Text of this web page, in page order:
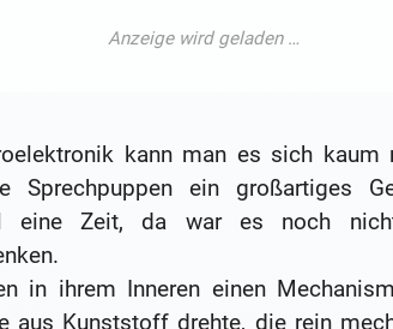
kann man es sich kaum
Sprechpuppen ein großartiges
eine Zeit, da war es noch
in ihrem Inneren einen
aus Kunststoff drehte, die rein